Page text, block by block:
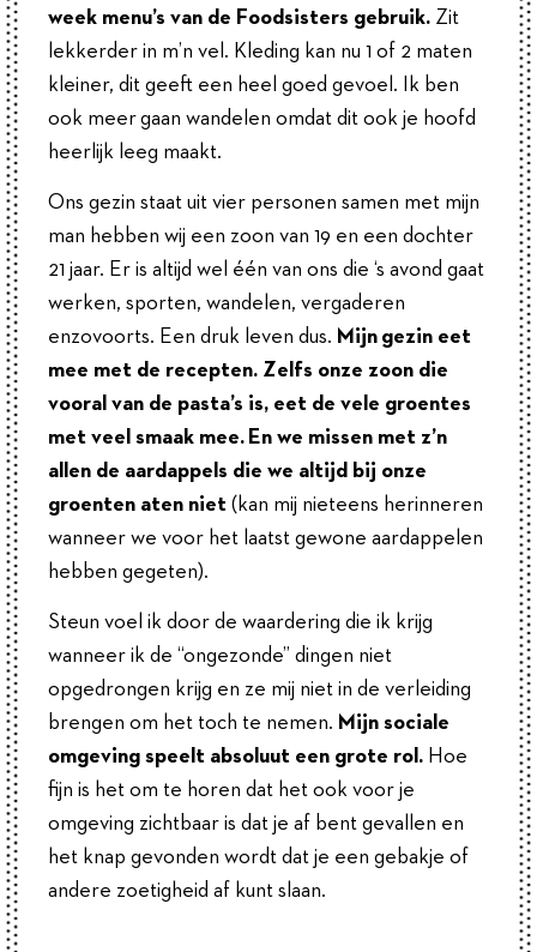
week menu’s van de Foodsisters gebruik. Zit
lekkerder in m’n vel. Kleding kan nu 1 of 2 maten
kleiner, dit geeft een heel goed gevoel. Ik ben
ook meergaan wandelen omdat dit ook je hoofd
heerlijk leeg maakt.
Ons gezin staat uit vier personen samen met mijn
man hebben wij een zoon van 19 en een dochter
21 jaar. Er is altijd wel één van ons die ‘s avond gaat
werken, sporten, wandelen, vergaderen
enzovoorts. Een druk leven dus. Mijn gezin eet
mee met de recepten. Zelfs onze zoon die
vooral van de pasta’s is, eet de vele groentes
met veel smaak mee. En we missen met z’n
allen de aardappels die we altijd bij onze
groenten aten niet (kan mij nieteens herinneren
wanneer we voor het laatst gewone aardappelen
hebben gegeten).
Steun voel ik door de waardering die ik krijg
wanneer ik de “ongezonde” dingen niet
opgedrongen krijg en ze mij niet in de verleiding
brengen om het toch te nemen. Mijn sociale
omgeving speelt absoluut een grote rol. Hoe
fijn is het om te horen dat het ook voor je
omgeving zichtbaar is dat je af bent gevallen en
het knap gevonden wordt dat je een gebakje of
andere zoetigheid af kunt slaan.